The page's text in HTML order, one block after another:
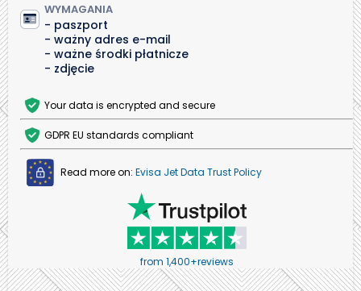
WYMAGANIA
paszport
ważny adres e-mail
ważne środki płatnicze
zdjęcie
Your data is encrypted and secure
GDPR EU standards compliant
Read more on: Evisa Jet Data Trust Policy
from 1,400+reviews